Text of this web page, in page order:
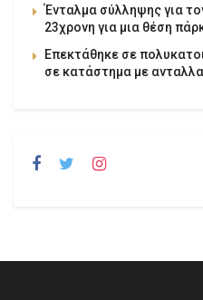
Ένταλμα σύλληψης για
23χρονη για μια θέση
Επεκτάθηκε σε
σε κατάστημα με